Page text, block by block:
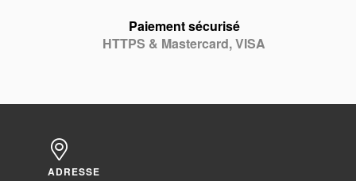
Paiement sécurisé
HTTPS & Mastercard, VISA
ADRESSE